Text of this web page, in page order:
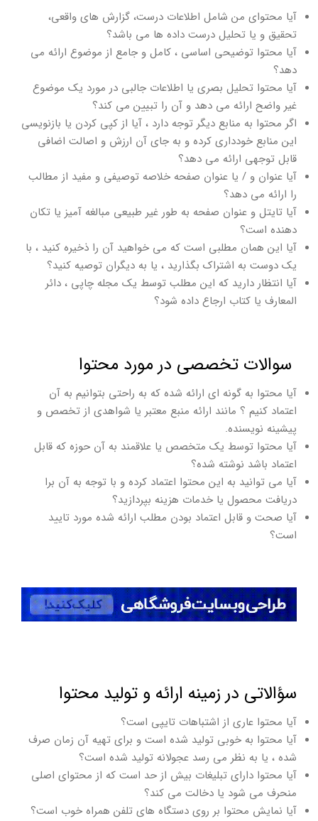
آیا محتوای من شامل اطلاعات درست، گزارش های واقعی،
تحقیق و یا تحلیل درست داده ها می باشد؟
آیا محتوا توضیحی اساسی ، کامل و جامع از موضوع ارائه می
دهد؟
آیا محتوا تحلیل بصری یا اطلاعات جالبی در مورد یک موضوع
غیر واضح ارائه می دهد و آن را تبیین می کند؟
اگر محتوا به منابع دیگر توجه دارد ، آیا از کپی کردن یا بازنویسی
این منابع خودداری کرده و به جای آن ارزش و اصالت اضافی
قابل توجهی ارائه می دهد؟
آیا عنوان و / یا عنوان صفحه خلاصه توصیفی و مفید از مطالب
را ارائه می دهد؟
آیا تایتل و عنوان صفحه به طور غیر طبیعی مبالغه آمیز یا تکان
دهنده است؟
آیا این همان مطلبی است که می خواهید آن را ذخیره کنید ، با
یک دوست به اشتراک بگذارید ، یا به دیگران توصیه کنید؟
آیا انتظار دارید که این مطلب توسط یک مجله چاپی ، دائر
المعارف یا کتاب ارجاع داده شود؟
سوالات تخصصی در مورد محتوا
آیا محتوا به گونه ای ارائه شده که به راحتی بتوانیم به آن
اعتماد کنیم ؟ مانند ارائه منبع معتبر یا شواهدی از تخصص و
پیشینه نویسنده.
آیا محتوا توسط یک متخصص یا علاقمند به آن حوزه که قابل
اعتماد باشد نوشته شده؟
آیا می توانید به این محتوا اعتماد کرده و با توجه به آن برا
دریافت محصول یا خدمات هزینه بپردازید؟
آیا صحت و قابل اعتماد بودن مطلب ارائه شده مورد تایید
است؟
سؤالاتی در زمینه ارائه و تولید محتوا
آیا محتوا عاری از اشتباهات تایپی است؟
آیا محتوا به خوبی تولید شده است و برای تهیه آن زمان صرف
شده ، یا به نظر می رسد عجولانه تولید شده است؟
آیا محتوا دارای تبلیغات بیش از حد است که از محتوای اصلی
منحرف می شود یا دخالت می کند؟
آیا نمایش محتوا بر روی دستگاه های تلفن همراه خوب است؟